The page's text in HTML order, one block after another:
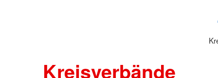
Kreisverbände